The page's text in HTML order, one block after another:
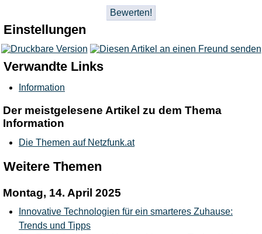
Einstellungen
Verwandte Links
Information
Der meistgelesene Artikel zu dem Thema
Information
Die Themen auf Netzfunk.at
Weitere Themen
Montag, 14. April 2025
Innovative Technologien für ein smarteres Zuhause:
Trends und Tipps